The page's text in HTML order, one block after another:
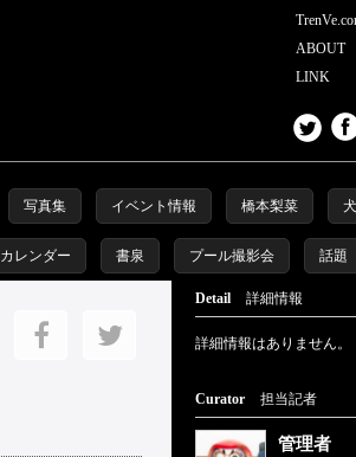
ABOUT
LINK
写真集 イベント情報 橋本梨菜
カレンダー 書泉 プール撮影会 話題
Detail 詳細情報
詳細情報はありません。
Curator 担当記者
管理者